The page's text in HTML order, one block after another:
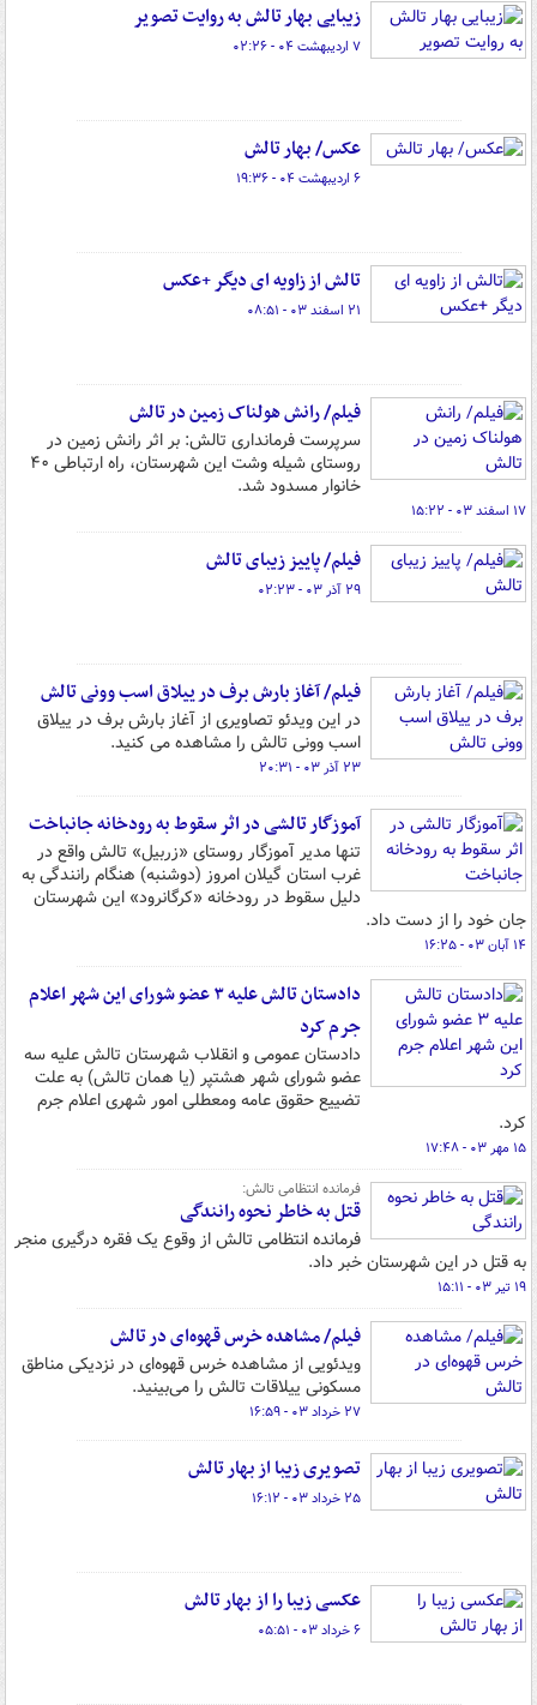
زیبایی بهار تالش به روایت تصویر
۷ اردیبهشت ۰۴ - ۰۲:۲۶
عکس/ بهار تالش
۶ اردیبهشت ۰۴ - ۱۹:۳۶
تالش از زاویه ای دیگر +عکس
۲۱ اسفند ۰۳ - ۰۸:۵۱
فیلم/ رانش هولناک زمین در تالش
سرپرست فرمانداری تالش: بر اثر رانش زمین در
روستای شیله وشت این شهرستان، راه ارتباطی ۴۰
خانوار مسدود شد.
۱۷ اسفند ۰۳ - ۱۵:۲۲
فیلم/ پاییز زیبای تالش
۲۹ آذر ۰۳ - ۰۲:۲۳
فیلم/ آغاز بارش برف در ییلاق اسب وونی تالش
در این ویدئو تصاویری از آغاز بارش برف در ییلاق
اسب وونی تالش را مشاهده می کنید.
۲۳ آذر ۰۳ - ۲۰:۳۱
آموزگار تالشی در اثر سقوط به رودخانه جانباخت
تنها مدیر آموزگار روستای «زربیل» تالش واقع در
غرب استان گیلان امروز (دوشنبه) هنگام رانندگی به
دلیل سقوط در رودخانه «کرگانرود» این شهرستان
جان خود را از دست داد.
۱۴ آبان ۰۳ - ۱۶:۲۵
دادستان تالش علیه ۳ عضو شورای این شهر اعلام
جرم کرد
دادستان عمومی و انقلاب شهرستان تالش علیه سه
عضو شورای شهر هشتپر (یا همان تالش) به علت
تضییع حقوق عامه ومعطلی امور شهری اعلام جرم
کرد.
۱۵ مهر ۰۳ - ۱۷:۴۸
فرمانده انتظامی تالش:
قتل به خاطر نحوه رانندگی
فرمانده انتظامی تالش از وقوع یک فقره درگیری منجر
به قتل در این شهرستان خبر داد.
۱۹ تیر ۰۳ - ۱۵:۱۱
فیلم/ مشاهده خرس قهوه‌ای در تالش
ویدئویی از مشاهده خرس قهوه‌ای در نزدیکی مناطق
مسکونی ییلاقات تالش را می‌بینید.
۲۷ خرداد ۰۳ - ۱۶:۵۹
تصویری زیبا از بهار تالش
۲۵ خرداد ۰۳ - ۱۶:۱۲
عکسی زیبا را از بهار تالش
۶ خرداد ۰۳ - ۰۵:۵۱